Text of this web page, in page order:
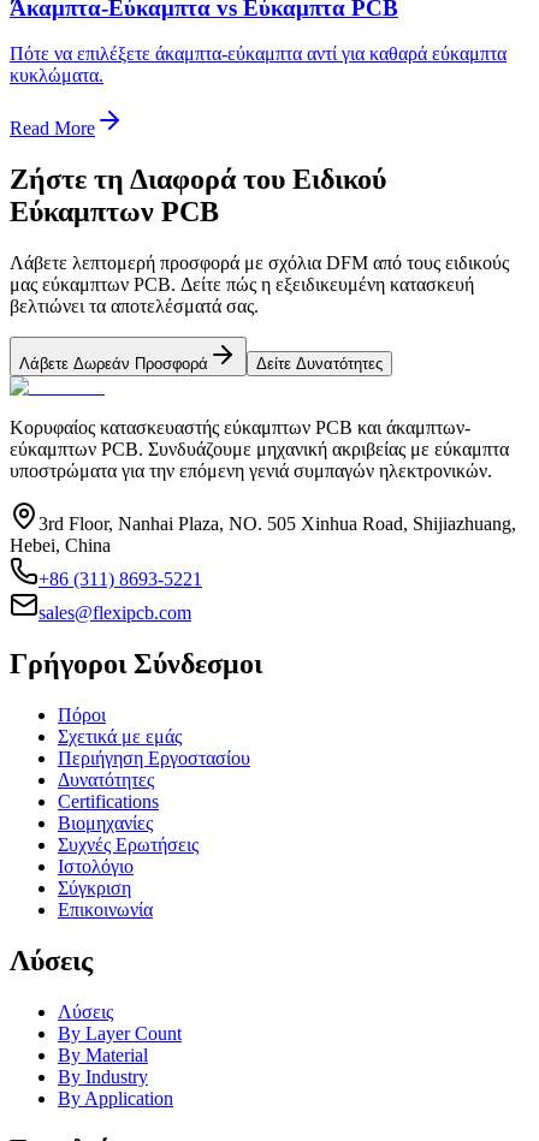
Άκαμπτα-Εύκαμπτα vs Εύκαμπτα PCB
Πότε να επιλέξετε άκαμπτα-εύκαμπτα αντί για καθαρά εύκαμπτα
κυκλώματα.
Read More
Ζήστε τη Διαφορά του Ειδικού
Εύκαμπτων PCB
Λάβετε λεπτομερή προσφορά με σχόλια DFM από τους ειδικούς
μας εύκαμπτων PCB. Δείτε πώς η εξειδικευμένη κατασκευή
βελτιώνει τα αποτελέσματά σας.
Λάβετε Δωρεάν Προσφορά Δείτε Δυνατότητες
Κορυφαίος κατασκευαστής εύκαμπτων PCB και άκαμπτων-
εύκαμπτων PCB. Συνδυάζουμε μηχανική ακριβείας με εύκαμπτα
υποστρώματα για την επόμενη γενιά συμπαγών ηλεκτρονικών.
3rd Floor, Nanhai Plaza, NO. 505 Xinhua Road, Shijiazhuang,
Hebei, China
+86 (311) 8693-5221
sales@flexipcb.com
Γρήγοροι Σύνδεσμοι
Πόροι
Σχετικά με εμάς
Περιήγηση Εργοστασίου
Δυνατότητες
Certifications
Βιομηχανίες
Συχνές Ερωτήσεις
Ιστολόγιο
Σύγκριση
Επικοινωνία
Λύσεις
Λύσεις
By Layer Count
By Material
By Industry
By Application